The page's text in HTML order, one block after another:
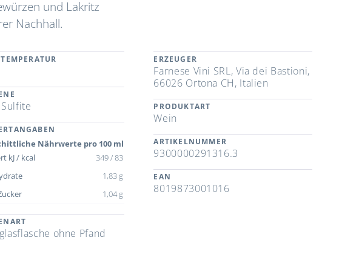
und Lakritz
Nachhall.
Nährwerte pro 100 ml
kJ / kcal
349 / 83
1,83 g
1,04 g
ohne Pfand
ERZEUGER
Farnese Vini SRL, Via dei Bastioni,
66026 Ortona CH, Italien
PRODUKTART
Wein
ARTIKELNUMMER
9300000291316.3
EAN
8019873001016